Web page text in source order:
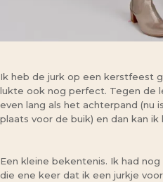
Ik heb de jurk op een kerstfeest
lukte ook nog perfect. Tegen de
even lang als het achterpand (nu
plaats voor de buik) en dan kan
Een kleine bekentenis. Ik had
die ene keer dat ik een jurkje